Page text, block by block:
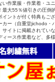
い作業服・作業着・ユ
最大55％値引きの圧倒
ントが付く特典もござ
カー（自重堂jichodo
サイトに掲載されてい
ィース作業着など、多